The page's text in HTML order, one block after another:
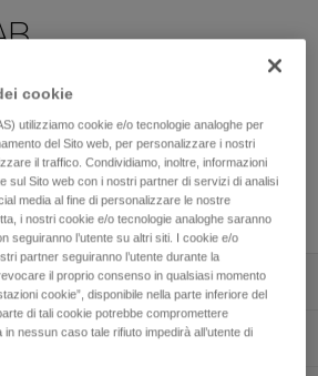
per la risalita con tecnica SRS
KNEE GRAB facilita le risalite con
l’imbracatura SEQUOIA PLUS, o
dotata di un sistema di attacco
SEQUOIA PLUS e altre
il lavoro su piante dotate di un
cookie
utilizziamo cookie e/o tecnologie analoghe per
del Sito web, per personalizzare i nostri
il traffico. Condividiamo, inoltre, informazioni
sul Sito web con i nostri partner di servizi di analisi
media al fine di personalizzare le nostre
i nostri cookie e/o tecnologie analoghe saranno
seguiranno l’utente su altri siti. I cookie e/o
partner seguiranno l’utente durante la
il proprio consenso in qualsiasi momento
cookie”, disponibile nella parte inferiore del
di tali cookie potrebbe compromettere
in nessun caso tale rifiuto impedirà all’utente di